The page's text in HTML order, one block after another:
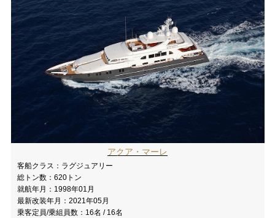
アクア・マーレ
客船クラス： ラグジュアリー
総トン数： 620トン
就航年月： 1998年01月
最新改装年月： 2021年05月
乗客定員/乗組員数： 16名 / 16名